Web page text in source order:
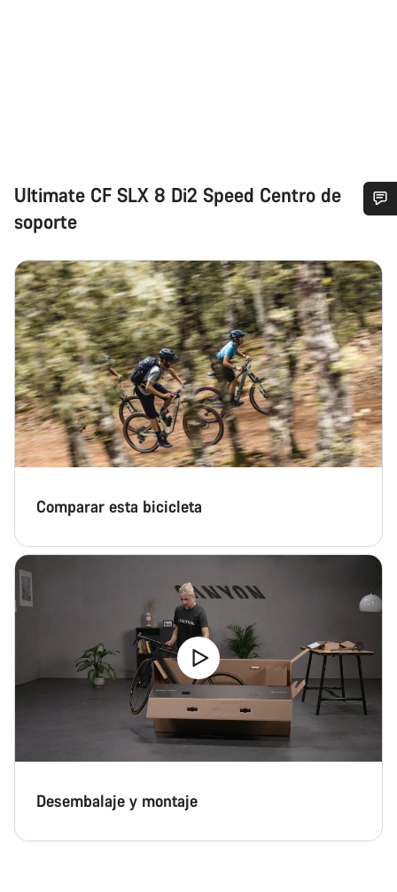
Ultimate CF SLX 8 Di2 Speed Centro de
soporte
Comparar esta bicicleta
Desembalaje y montaje
¿Necesitas ayuda?
Nuestros expertos estarán encantados de responder a tus
preguntas.
Abrir chat
Cerrar